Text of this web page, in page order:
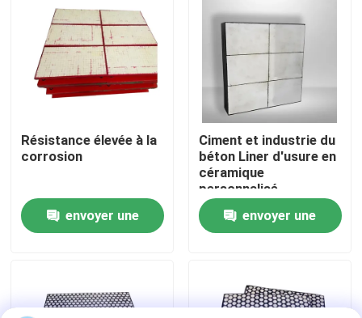
Visite d'usine
Contact
nouvelles
Revêtement en céramique d'alumine
Résistance élevée à la
corrosion
envoyer une
Ciment et industrie du
béton Liner d'usure en
céramique
personnalisé
Résistance aux chocs
élevés envoyer une